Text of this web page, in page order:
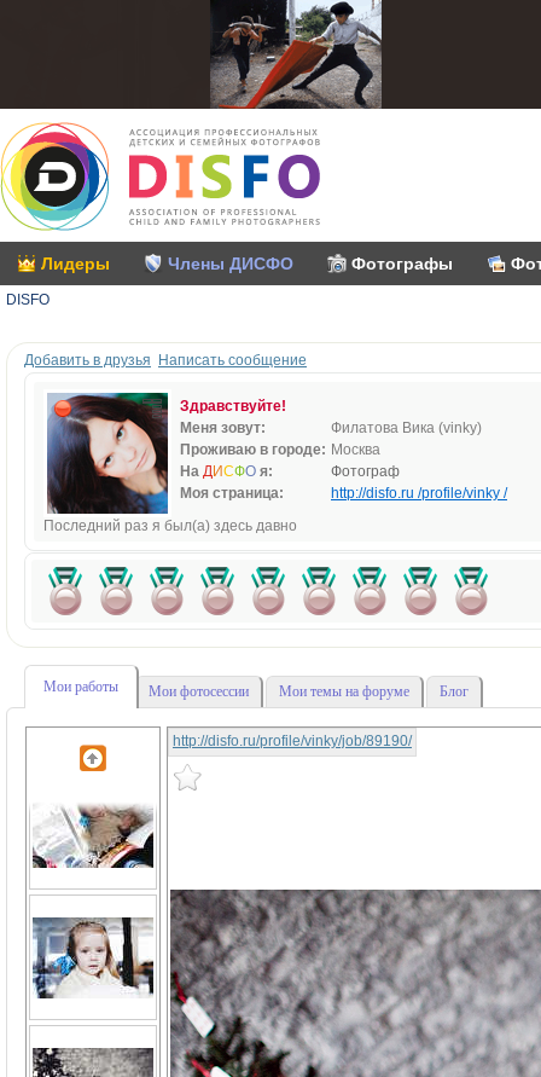
Лидеры Члены ДИСФО Фотографы
DISFO
Добавить в друзья Написать сообщение
Здравствуйте!
Меня зовут:
Филатова Вика (vinky)
Проживаю в городе: Москва
На ДИСФО я:
Фотограф
Моя страница:
http://disfo.ru /profile/vinky /
Последний раз я был(а) здесь давно
Мои работы Мои фотосессии Мои темы на форуме Блог
http://disfo.ru/profile/vinky/job/89190/